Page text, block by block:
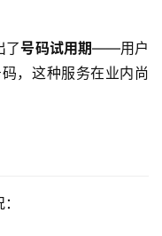
了号码试用期——用户
，这种服务在业内尚